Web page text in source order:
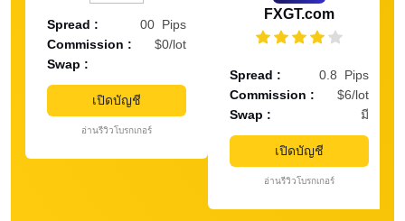
Spread :
00 Pips
Commission :
$0/lot
Swap :
เปิดบัญชี
อ่านรีวิวโบรกเกอร์
FXGT.com
Spread :
0.8 Pips
Commission :
$6/lot
Swap :
มี
เปิดบัญชี
อ่านรีวิวโบรกเกอร์